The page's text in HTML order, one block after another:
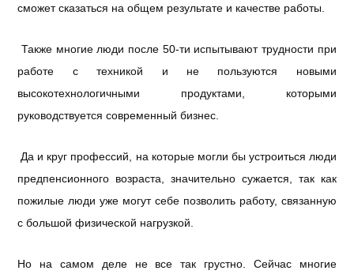
сможет сказаться на общем результате и качестве работы.
Также многие люди после 50-ти испытывают трудности при
работе с техникой и не пользуются новыми
высокотехнологичными продуктами, которыми
руководствуется современный бизнес.
Да и круг профессий, на которые могли бы устроиться люди
предпенсионного возраста, значительно сужается, так как
пожилые люди уже могут себе позволить работу, связанную
с большой физической нагрузкой.
Но на самом деле не все так грустно. Сейчас многие